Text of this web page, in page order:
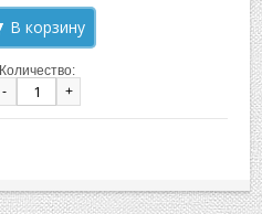
Количество:
-
+